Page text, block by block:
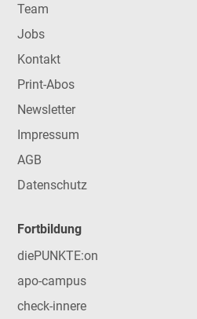
Team
Jobs
Kontakt
Print-Abos
Newsletter
Impressum
AGB
Datenschutz
Fortbildung
diePUNKTE:on
apo-campus
check-innere